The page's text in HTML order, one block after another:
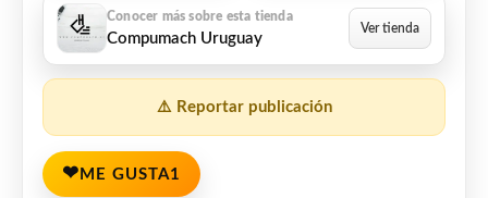
Compumach Uruguay
⚠️ Reportar publicación
❤ ME GUSTA1